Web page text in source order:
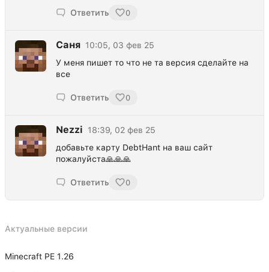
Ответить 0
Саня 10:05, 03 фев 25
У меня пишет то что не та версия сделайте на
все
Ответить 0
Nezzi
18:39, 02 фев 25
добавьте карту DebtHant на ваш сайт
пожалуйста🙏🙏🙏
Ответить 0
Актуальные версии
Minecraft PE 1.26